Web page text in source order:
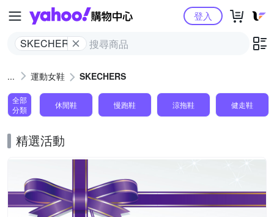
Yahoo購物中心
SKECHERS
登入
運動女鞋 SKECHERS
全部
分類
休閒鞋 慢跑鞋 涼拖鞋 健走鞋
精選活動